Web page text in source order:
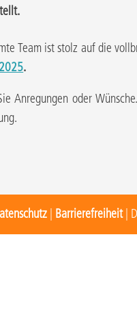
Team ist stolz auf die
.
Anregungen oder
Barrierefreiheit|